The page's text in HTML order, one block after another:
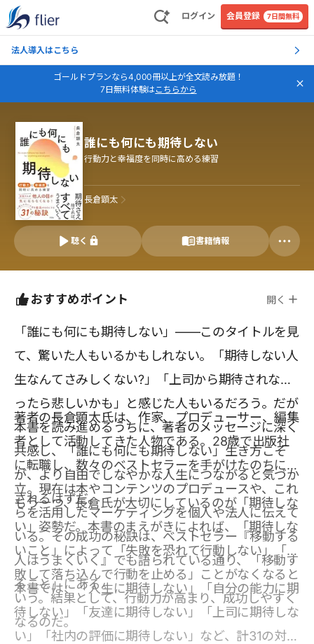
ログイン 会員登録 7日間無料
法人導入はこちら
ゴールドプランなら4,000冊以上が全文読み放題！
7日無料体験はこちらから
誰にも何にも期待しない
行動力と幸福度を同時に高める練習
長倉顕太
聴く 書籍情報
おすすめポイント 開く
「誰にも何にも期待しない」――このタイトルを見
て、驚いた人もいるかもしれない。「期待しない人
生なんてさみしくない?」「上司から期待されなか
ったら悲しいかも」と感じた人もいるだろう。だが
本書を読み進めるうちに、著者のメッセージに深く
共感し、「誰にも何にも期待しない」生き方こそ
が、より自由でしなやかな人生につながると気づか
されるはずだ。
著者の長倉顕太氏は、作家、プロデューサー、編集
者として活動してきた人物である。28歳で出版社
に転職し、数々のベストセラーを手がけたのちに独
立。現在は本やコンテンツのプロデュースや、これ
らを活用したマーケティングを個人や法人に伝えて
いる。その成功の秘訣は、ベストセラー『移動する
人はうまくいく』でも語られている通り、「移動す
ること」にある。
もう一つ、長倉氏が大切にしているのが「期待しな
い」姿勢だ。本書のまえがきによれば、「期待しな
いこと」によって「失敗を恐れて行動しない」「失
敗して落ち込んで行動を止める」ことがなくなると
いう。結果として、行動力が高まり、成功しやすく
なるのだ。
本書では、「人生に期待しない」「自分の能力に期
待しない」「友達に期待しない」「上司に期待しな
い」「社内の評価に期待しない」など、計31の対象